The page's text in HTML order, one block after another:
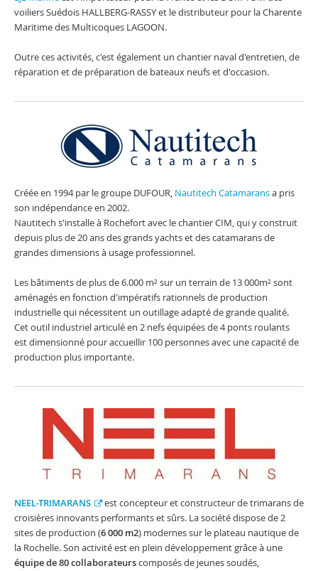
voiliers Suédois HALLBERG-RASSY et le distributeur pour la Charente
Maritime des Multicoques LAGOON.
Outre ces activités, c'est également un chantier naval d'entretien, de
réparation et de préparation de bateaux neufs et d'occasion.
Créée en 1994 par le groupe DUFOUR, Nautitech Catamaransa pris
son indépendance en 2002.
Nautitech s'installe à Rochefort avec le chantier CIM, qui y construit
depuis plus de 20 ans des grands yachts et des catamarans de
grandes dimensions à usage professionnel.
Les bâtiments de plus de 6.000 m² sur un terrain de 13 000m² sont
aménagés en fonction d'impératifs rationnels de production
industrielle qui nécessitent un outillage adapté de grande qualité.
Cet outil industriel articulé en 2 nefs équipées de 4 ponts roulants
est dimensionné pour accueillir 100 personnes avec une capacité de
production plus importante.
NEEL-TRIMARANS
est concepteur et constructeur de trimarans de
croisières innovants performants et sûrs. La société dispose de 2
sites de production (6 000 m2) modernes sur le plateau nautique de
la Rochelle. Son activité est en plein développement grâce à une
équipe de 80 collaborateurscomposés de jeunes soudés,